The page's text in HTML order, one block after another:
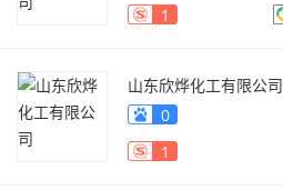
1
山东欣烨化工有限公司
0
1